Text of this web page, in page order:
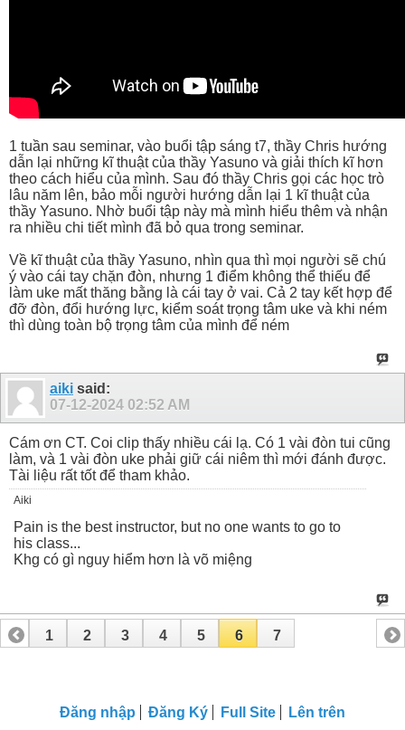
1 tuần sau seminar, vào buổi tập sáng t7, thầy Chris hướng
dẫn lại những kĩ thuật của thầy Yasuno và giải thích kĩ hơn
theo cách hiểu của mình. Sau đó thầy Chris gọi các học trò
lâu năm lên, bảo mỗi người hướng dẫn lại 1 kĩ thuật của
thầy Yasuno. Nhờ buổi tập này mà mình hiểu thêm và nhận
ra nhiều chi tiết mình đã bỏ qua trong seminar.
Về kĩ thuật của thầy Yasuno, nhìn qua thì mọi người sẽ chú
ý vào cái tay chặn đòn, nhưng 1 điểm không thể thiếu để
làm uke mất thăng bằng là cái tay ở vai. Cả 2 tay kết hợp để
đỡ đòn, đổi hướng lực, kiểm soát trọng tâm uke và khi ném
thì dùng toàn bộ trọng tâm của mình để ném
aiki said:
07-12-2024 02:52 AM
Cám ơn CT. Coi clip thấy nhiều cái lạ. Có 1 vài đòn tui cũng
làm, và 1 vài đòn uke phải giữ cái niêm thì mới đánh được.
Tài liệu rất tốt để tham khảo.
Aiki
Pain is the best instructor, but no one wants to go to
his class...
Khg có gì nguy hiểm hơn là võ miệng
1 2 3 4 5 6 7
Đăng nhập Đăng Ký Full Site Lên trên